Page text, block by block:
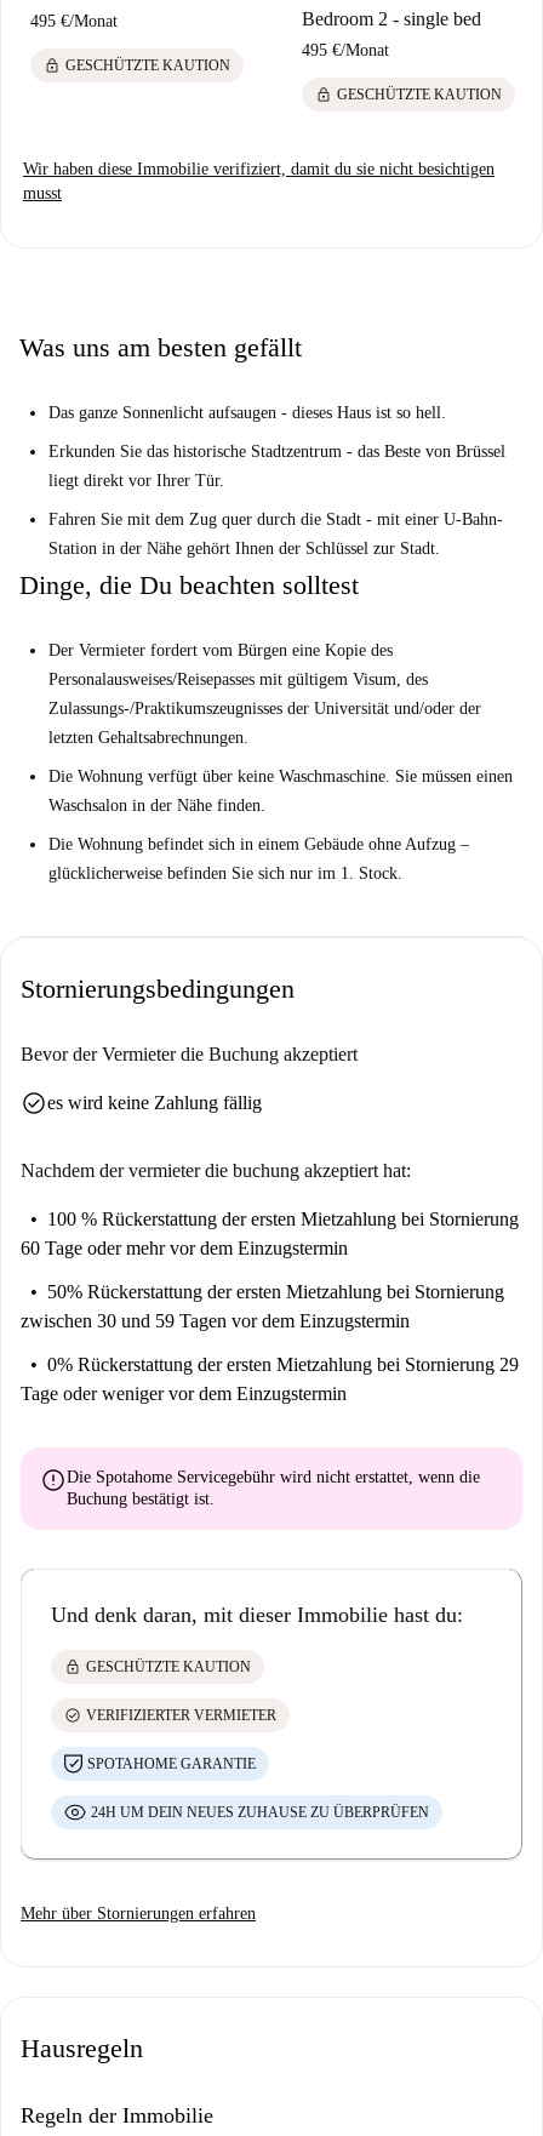
495 €/Monat
lock GESCHÜTZTE KAUTION
Bedroom 2 - single bed
495 €/Monat
lock GESCHÜTZTE KAUTION
Wir haben diese Immobilie verifiziert, damit du sie nicht besichtigen
musst
Was uns am besten gefällt
Das ganze Sonnenlicht aufsaugen - dieses Haus ist so hell.
Erkunden Sie das historische Stadtzentrum - das Beste von Brüssel
liegt direkt vor Ihrer Tür.
Fahren Sie mit dem Zug quer durch die Stadt - mit einer U-Bahn-
Station in der Nähe gehört Ihnen der Schlüssel zur Stadt.
Dinge, die Du beachten solltest
Der Vermieter fordert vom Bürgen eine Kopie des
Personalausweises/Reisepasses mit gültigem Visum, des
Zulassungs-/Praktikumszeugnisses der Universität und/oder der
letzten Gehaltsabrechnungen.
Die Wohnung verfügt über keine Waschmaschine. Sie müssen einen
Waschsalon in der Nähe finden.
Die Wohnung befindet sich in einem Gebäude ohne Aufzug –
glücklicherweise befinden Sie sich nur im 1. Stock.
Stornierungsbedingungen
Bevor der Vermieter die Buchung akzeptiert
check_circlees wird keine Zahlung fällig
Nachdem der vermieter die buchung akzeptiert hat:
100 % Rückerstattung der ersten Mietzahlung bei Stornierung
60 Tage oder mehr vor dem Einzugstermin
50% Rückerstattung der ersten Mietzahlung bei Stornierung
zwischen 30 und 59 Tagen vor dem Einzugstermin
0% Rückerstattung der ersten Mietzahlung bei Stornierung 29
Tage oder weniger vor dem Einzugstermin
errorDie Spotahome Servicegebühr wird nicht erstattet , wenn die
Buchung bestätigt ist.
Und denk daran, mit dieser Immobilie hast du:
lock GESCHÜTZTE KAUTION
check_circle VERIFIZIERTER VERMIETER
SPOTAHOME GARANTIE
24H UM DEIN NEUES ZUHAUSE ZU ÜBERPRÜFEN
Mehr über Stornierungen erfahren
Hausregeln
Regeln der Immobilie